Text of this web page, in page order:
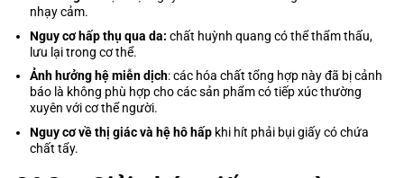
nhạy cảm.
Nguy cơ hấp thụ qua da: chất huỳnh quang có thể thẩm thấu,
lưu lại trong cơ thể.
Ảnh hưởng hệ miễn dịch: các hóa chất tổng hợp này đã bị cảnh
báo là không phù hợp cho các sản phẩm có tiếp xúc thường
xuyên với cơ thể người.
Nguy cơ về thị giác và hệ hô hấp khi hít phải bụi giấy có chứa
chất tẩy.